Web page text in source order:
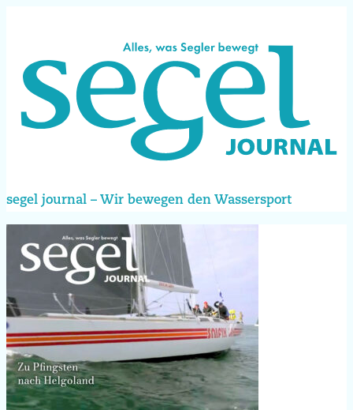
segel journal – Wir bewegen den Wassersport